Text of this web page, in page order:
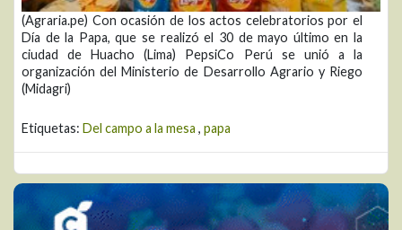
(Agraria.pe) Con ocasión de los actos celebratorios por el
Día de la Papa, que se realizó el 30 de mayo último en la
ciudad de Huacho (Lima) PepsiCo Perú se unió a la
organización del Ministerio de Desarrollo Agrario y Riego
(Midagri)
Etiquetas: Del campo a la mesa , papa